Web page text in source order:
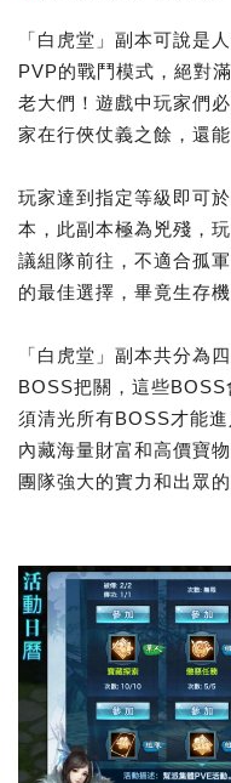
「白虎堂」副本可說是
PVP的戰鬥模式，絕對
老大們！遊戲中玩家們
家在行俠仗義之餘，還
玩家達到指定等級即可
本，此副本極為兇殘，
議組隊前往，不適合孤
的最佳選擇，畢竟生存
「白虎堂」副本共分為
BOSS把關，這些
須清光所有BOSS才能
內藏海量財富和高價寶
團隊強大的實力和出眾